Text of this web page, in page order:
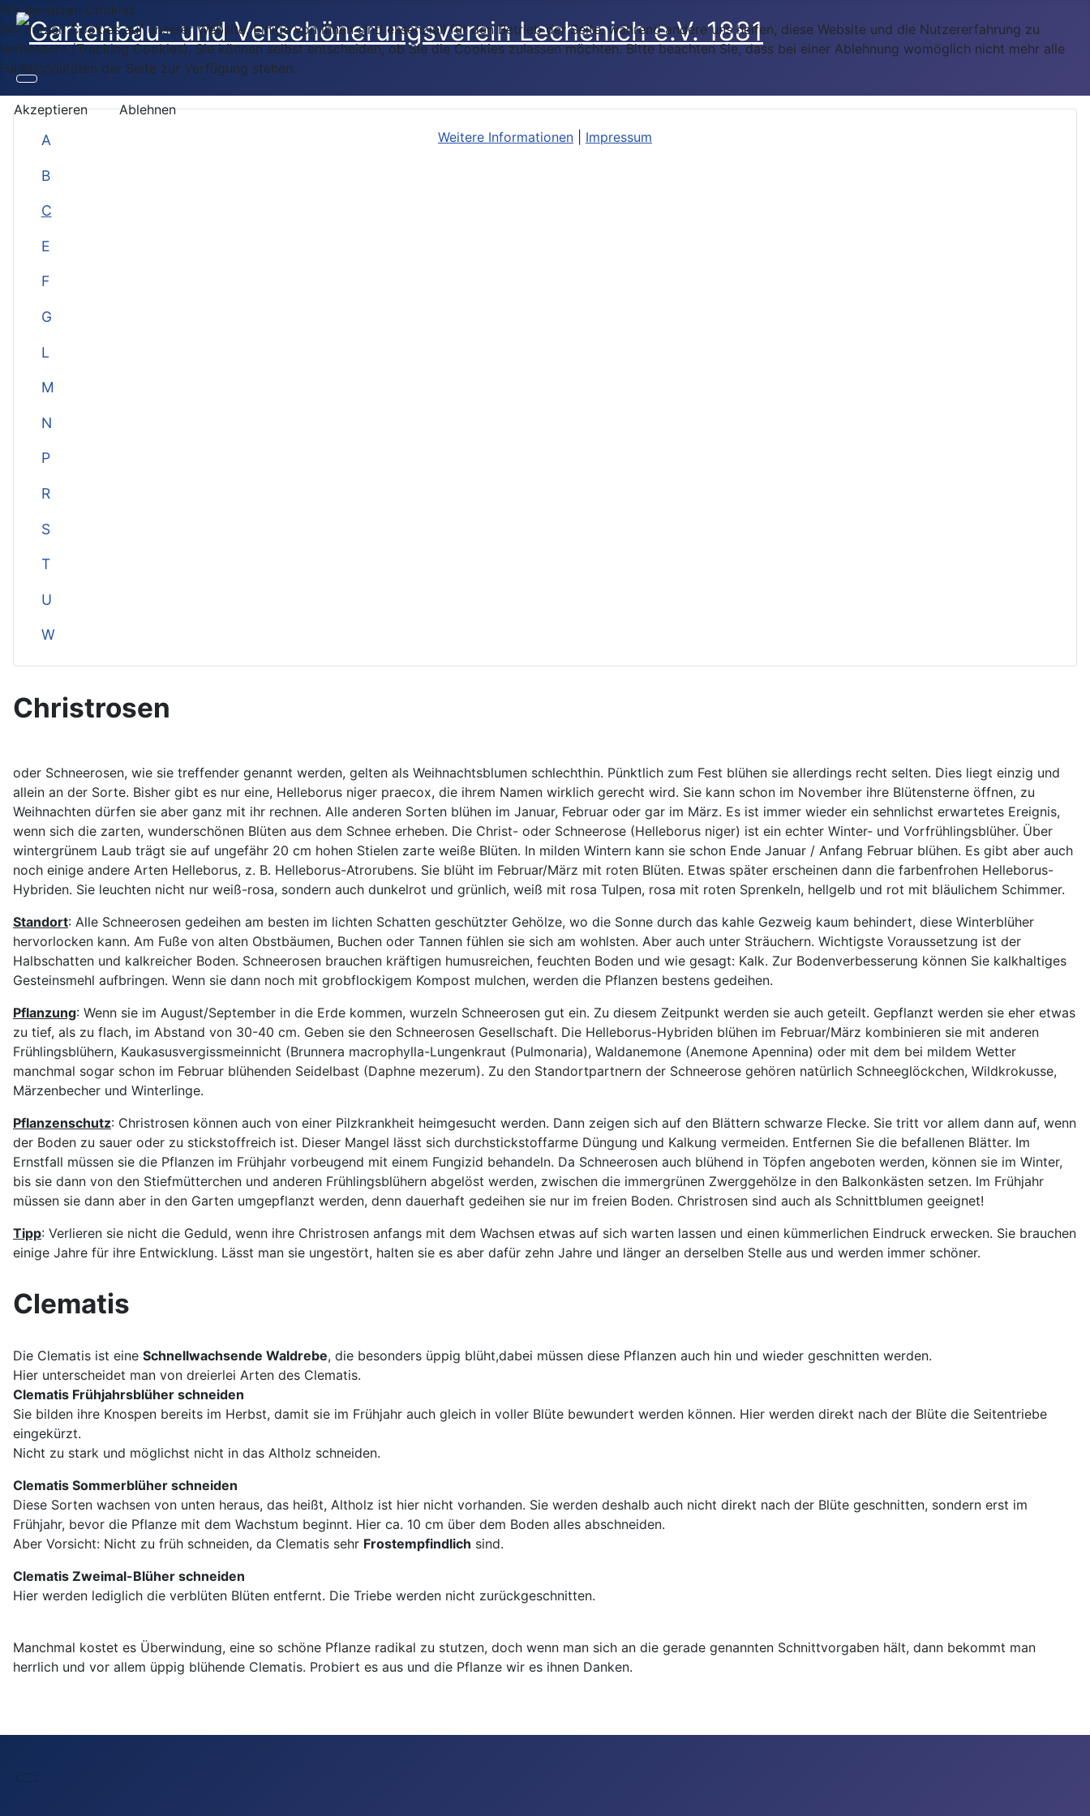
A
B
C
E
F
G
L
M
N
P
R
S
T
U
W
Christrosen
oder Schneerosen, wie sie treffender genannt werden, gelten als Weihnachtsblumen schlechthin. Pünktlich zum Fest blühen sie allerdings recht selten. Dies liegt einzig und
allein an der Sorte. Bisher gibt es nur eine, Helleborus niger praecox, die ihrem Namen wirklich gerecht wird. Sie kann schon im November ihre Blütensterne öffnen, zu
Weihnachten dürfen sie aber ganz mit ihr rechnen. Alle anderen Sorten blühen im Januar, Februar oder gar im März. Es ist immer wieder ein sehnlichst erwartetes Ereignis,
wenn sich die zarten, wunderschönen Blüten aus dem Schnee erheben. Die Christ- oder Schneerose (Helleborus niger) ist ein echter Winter- und Vorfrühlingsblüher. Über
wintergrünem Laub trägt sie auf ungefähr 20 cm hohen Stielen zarte weiße Blüten. In milden Wintern kann sie schon Ende Januar / Anfang Februar blühen. Es gibt aber auch
noch einige andere Arten Helleborus, z. B. Helleborus-Atrorubens. Sie blüht im Februar/März mit roten Blüten. Etwas später erscheinen dann die farbenfrohen Helleborus-
Hybriden. Sie leuchten nicht nur weiß-rosa, sondern auch dunkelrot und grünlich, weiß mit rosa Tulpen, rosa mit roten Sprenkeln, hellgelb und rot mit bläulichem Schimmer.
Standort: Alle Schneerosen gedeihen am besten im lichten Schatten geschützter Gehölze, wo die Sonne durch das kahle Gezweig kaum behindert, diese Winterblüher
hervorlocken kann. Am Fuße von alten Obstbäumen, Buchen oder Tannen fühlen sie sich am wohlsten. Aber auch unter Sträuchern. Wichtigste Voraussetzung ist der
Halbschatten und kalkreicher Boden. Schneerosen brauchen kräftigen humusreichen, feuchten Boden und wie gesagt: Kalk. Zur Bodenverbesserung können Sie kalkhaltiges
Gesteinsmehl aufbringen. Wenn sie dann noch mit grobflockigem Kompost mulchen, werden die Pflanzen bestens gedeihen.
Pflanzung: Wenn sie im August/September in die Erde kommen, wurzeln Schneerosen gut ein. Zu diesem Zeitpunkt werden sie auch geteilt. Gepflanzt werden sie eher etwas
zu tief, als zu flach, im Abstand von 30-40 cm. Geben sie den Schneerosen Gesellschaft. Die Helleborus-Hybriden blühen im Februar/März kombinieren sie mit anderen
Frühlingsblühern, Kaukasusvergissmeinnicht (Brunnera macrophylla-Lungenkraut (Pulmonaria), Waldanemone (Anemone Apennina) oder mit dem bei mildem Wetter
manchmal sogar schon im Februar blühenden Seidelbast (Daphne mezerum). Zu den Standortpartnern der Schneerose gehören natürlich Schneeglöckchen, Wildkrokusse,
Märzenbecher und Winterlinge.
Pflanzenschutz: Christrosen können auch von einer Pilzkrankheit heimgesucht werden. Dann zeigen sich auf den Blättern schwarze Flecke. Sie tritt vor allem dann auf, wenn
der Boden zu sauer oder zu stickstoffreich ist. Dieser Mangel lässt sich durchstickstoffarme Düngung und Kalkung vermeiden. Entfernen Sie die befallenen Blätter. Im
Ernstfall müssen sie die Pflanzen im Frühjahr vorbeugend mit einem Fungizid behandeln. Da Schneerosen auch blühend in Töpfen angeboten werden, können sie im Winter,
bis sie dann von den Stiefmütterchen und anderen Frühlingsblühern abgelöst werden, zwischen die immergrünen Zwerggehölze in den Balkonkästen setzen. Im Frühjahr
müssen sie dann aber in den Garten umgepflanzt werden, denn dauerhaft gedeihen sie nur im freien Boden. Christrosen sind auch als Schnittblumen geeignet!
Tipp: Verlieren sie nicht die Geduld, wenn ihre Christrosen anfangs mit dem Wachsen etwas auf sich warten lassen und einen kümmerlichen Eindruck erwecken. Sie brauchen
einige Jahre für ihre Entwicklung. Lässt man sie ungestört, halten sie es aber dafür zehn Jahre und länger an derselben Stelle aus und werden immer schöner.
Clematis
Die Clematis ist eine Schnellwachsende Waldrebe, die besonders üppig blüht,dabei müssen diese Pflanzen auch hin und wieder geschnitten werden.
Hier unterscheidet man von dreierlei Arten des Clematis.
Clematis Frühjahrsblüher schneiden
Sie bilden ihre Knospen bereits im Herbst, damit sie im Frühjahr auch gleich in voller Blüte bewundert werden können. Hier werden direkt nach der Blüte die Seitentriebe
eingekürzt.
Nicht zu stark und möglichst nicht in das Altholz schneiden.
Clematis Sommerblüher schneiden
Diese Sorten wachsen von unten heraus, das heißt, Altholz ist hier nicht vorhanden. Sie werden deshalb auch nicht direkt nach der Blüte geschnitten, sondern erst im
Frühjahr, bevor die Pflanze mit dem Wachstum beginnt. Hier ca. 10 cm über dem Boden alles abschneiden.
Aber Vorsicht: Nicht zu früh schneiden, da Clematis sehr Frostempfindlich sind.
Clematis Zweimal-Blüher schneiden
Hier werden lediglich die verblüten Blüten entfernt. Die Triebe werden nicht zurückgeschnitten.
Manchmal kostet es Überwindung, eine so schöne Pflanze radikal zu stutzen, doch wenn man sich an die gerade genannten Schnittvorgaben hält, dann bekommt man
herrlich und vor allem üppig blühende Clematis. Probiert es aus und die Pflanze wir es ihnen Danken.
Wir benutzen Cookies
Wir nutzen Cookies auf unserer Website. Einige von ihnen sind essenziell für den Betrieb der Seite, während andere uns helfen, diese Website und die Nutzererfahrung zu
verbessern (Tracking Cookies). Sie können selbst entscheiden, ob Sie die Cookies zulassen möchten. Bitte beachten Sie, dass bei einer Ablehnung womöglich nicht mehr alle
Funktionalitäten der Seite zur Verfügung stehen.
Akzeptieren
Ablehnen
Weitere Informationen
Impressum